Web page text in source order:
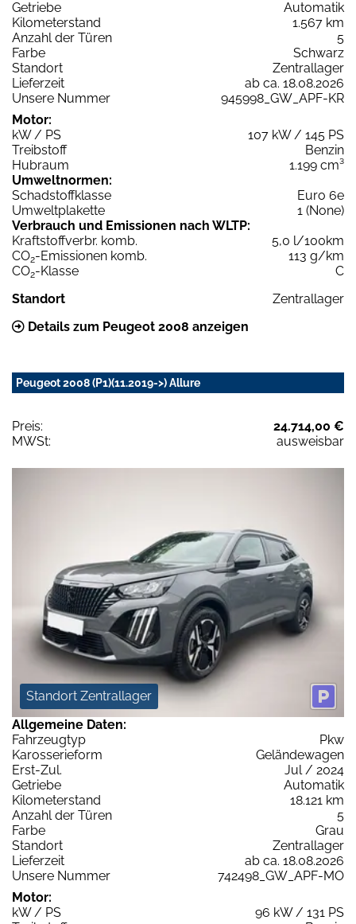
Getriebe
Automatik
Kilometerstand
1.567 km
Anzahl der Türen
5
Farbe
Schwarz
Standort
Zentrallager
Lieferzeit
ab ca. 18.08.2026
Unsere Nummer
945998_GW_APF-KR
Motor:
kW / PS
107 kW / 145 PS
Treibstoff
Benzin
Hubraum
1.199 cm³
Umweltnormen:
Schadstoffklasse
Euro 6e
Umweltplakette
1 (None)
Verbrauch und Emissionen nach WLTP:
Kraftstoffverbr. komb.
5,0 l/100km
CO2-Emissionen komb.
113 g/km
CO2-Klasse
C
Standort
Zentrallager
Details zum Peugeot 2008 anzeigen
Peugeot 2008 (P1)(11.2019->) Allure
Preis:
24.714,00 €
MWSt:
ausweisbar
Standort Zentrallager
Allgemeine Daten:
Fahrzeugtyp
Pkw
Karosserieform
Geländewagen
Erst-Zul.
Jul / 2024
Getriebe
Automatik
Kilometerstand
18.121 km
Anzahl der Türen
5
Farbe
Grau
Standort
Zentrallager
Lieferzeit
ab ca. 18.08.2026
Unsere Nummer
742498_GW_APF-MO
Motor:
kW / PS
96 kW / 131 PS